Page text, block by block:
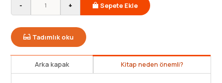
- + Sepete Ekle
Tadımlık oku
Arka kapak Kitap neden önemli?